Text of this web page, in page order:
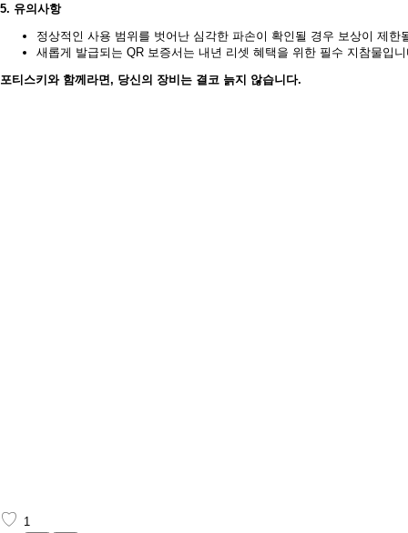
5. 유의사항
정상적인 사용 범위를 벗어난 심각한 파손이 확인될 경우 보상이 제한
새롭게 발급되는 QR 보증서는 내년 리셋 혜택을 위한 필수 지참물입
포티스키와 함께라면, 당신의 장비는 결코 늙지 않습니다.
♡ 1